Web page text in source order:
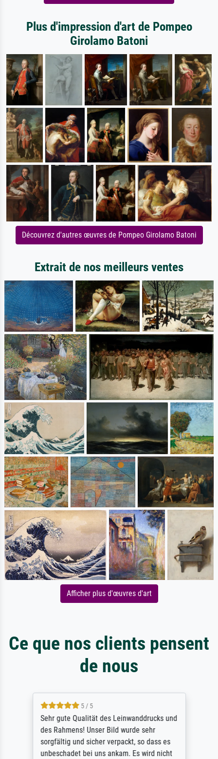
Plus d'impression d'art de Pompeo
Girolamo Batoni
Découvrez d'autres œuvres de Pompeo Girolamo Batoni
Extrait de nos meilleurs ventes
Afficher plus d'œuvres d'art
Ce que nos clients pensent
de nous
5 / 5
Sehr gute Qualität des Leinwanddrucks und
des Rahmens! Unser Bild wurde sehr
sorgfältig und sicher verpackt, so dass es
unbeschadet bei uns ankam. Es wird nicht